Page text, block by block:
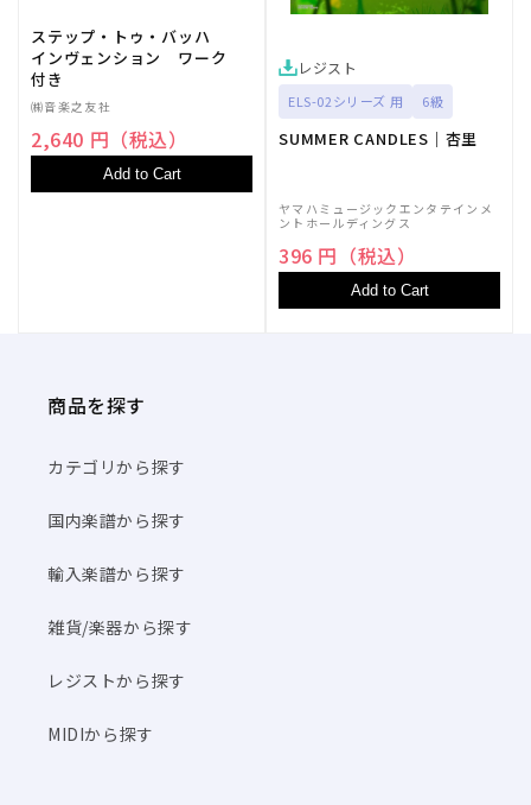
ステップ・トゥ・バッハ
インヴェンション ワーク
付き
㈱音楽之友社
2,640 円（税込）
Add to Cart
レジスト
ELS-02シリーズ 用 6級
SUMMER CANDLES｜杏里
ヤマハミュージックエンタテインメ
ントホールディングス
396 円（税込）
Add to Cart
商品を探す
カテゴリから探す
国内楽譜から探す
輸入楽譜から探す
雑貨/楽器から探す
レジストから探す
MIDIから探す